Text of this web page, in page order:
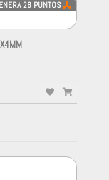
26 PUNTOS